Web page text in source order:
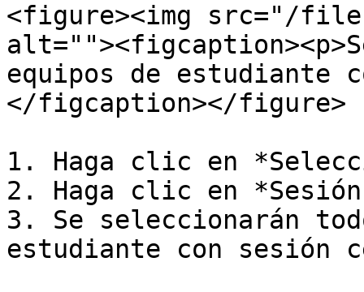
<figure><img src="/
equipos de estudiante
</figcaption></figure>
1. Haga clic en
2. Haga clic en
3. Se seleccionarán
estudiante con sesión